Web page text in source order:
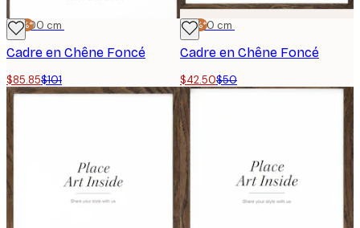
-15%*
70x100 cm
Cadre en Chêne Foncé
$85.85$101
-15%*
40x50 cm
Cadre en Chêne Foncé
$42.50$50